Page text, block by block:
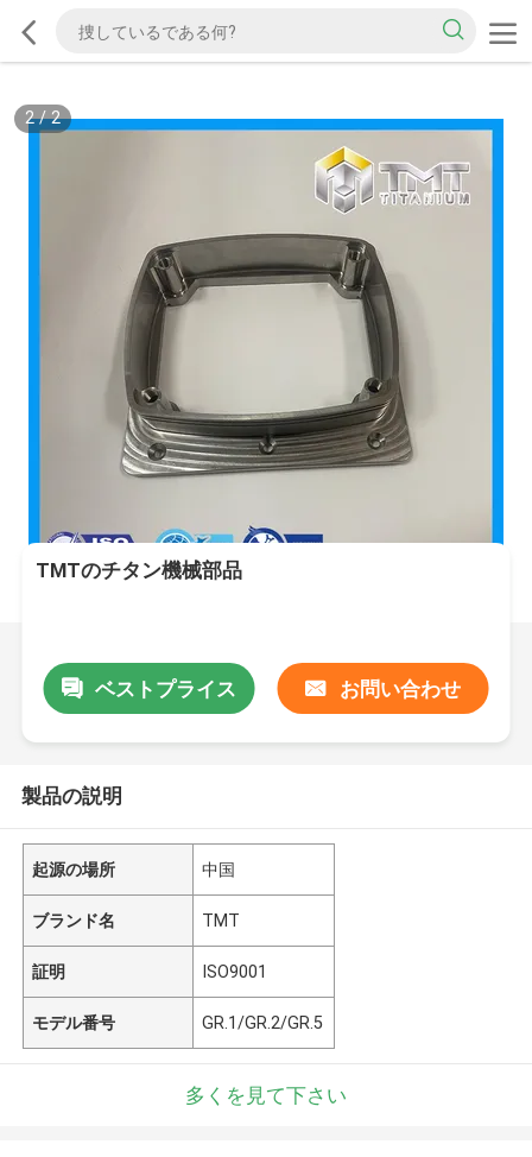
2/2
TMTのチタン機械部品
ベストプライス お問い合わせ
製品の説明
起源の場所 中国
ブランド名 TMT
証明 ISO9001
モデル番号 GR.1/GR.2/GR.5
多くを見て下さい